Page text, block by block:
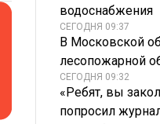
водоснабжения
СЕГОДНЯ 09:37
В Московской
лесопожарной
СЕГОДНЯ 09:32
«Ребят, вы
попросил